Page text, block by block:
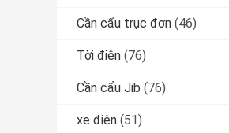
Cần cẩu trục đơn (46)
Tời điện (76)
Cần cẩu Jib (76)
xe điện (51)